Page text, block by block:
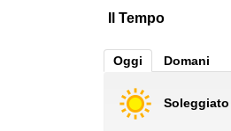
Il Tempo
Oggi Domani
Soleggiato